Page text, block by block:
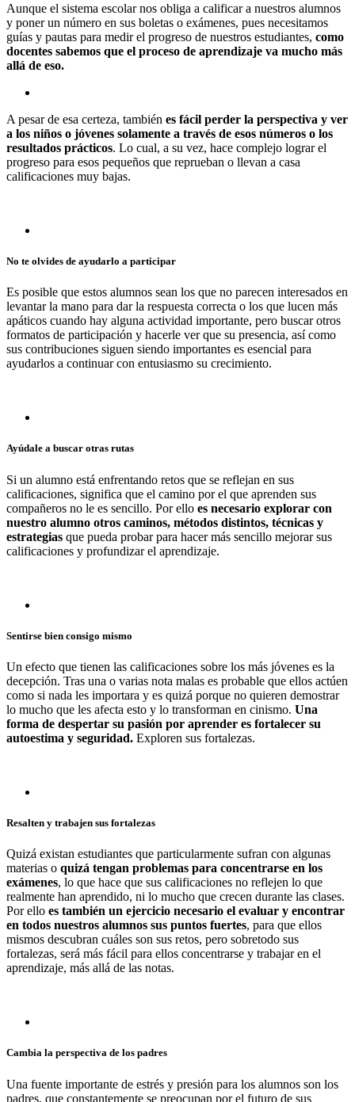
Aunque el sistema escolar nos obliga a calificar a nuestros alumnos
y poner un número en sus boletas o exámenes, pues necesitamos
guías y pautas para medir el progreso de nuestros estudiantes, como
docentes sabemos que el proceso de aprendizaje va mucho más
allá de eso.
A pesar de esa certeza, también es fácil perder la perspectiva y ver
a los niños o jóvenes solamente a través de esos números o los
resultados prácticos. Lo cual, a su vez, hace complejo lograr el
progreso para esos pequeños que reprueban o llevan a casa
calificaciones muy bajas.
No te olvides de ayudarlo a participar
Es posible que estos alumnos sean los que no parecen interesados en
levantar la mano para dar la respuesta correcta o los que lucen más
apáticos cuando hay alguna actividad importante, pero buscar otros
formatos de participación y hacerle ver que su presencia, así como
sus contribuciones siguen siendo importantes es esencial para
ayudarlos a continuar con entusiasmo su crecimiento.
Ayúdale a buscar otras rutas
Si un alumno está enfrentando retos que se reflejan en sus
calificaciones, significa que el camino por el que aprenden sus
compañeros no le es sencillo. Por ello es necesario explorar con
nuestro alumno otros caminos, métodos distintos, técnicas y
estrategias que pueda probar para hacer más sencillo mejorar sus
calificaciones y profundizar el aprendizaje.
Sentirse bien consigo mismo
Un efecto que tienen las calificaciones sobre los más jóvenes es la
decepción. Tras una o varias nota malas es probable que ellos actúen
como si nada les importara y es quizá porque no quieren demostrar
lo mucho que les afecta esto y lo transforman en cinismo. Una
forma de despertar su pasión por aprender es fortalecer su
autoestima y seguridad. Exploren sus fortalezas.
Resalten y trabajen sus fortalezas
Quizá existan estudiantes que particularmente sufran con algunas
materias o quizá tengan problemas para concentrarse en los
exámenes, lo que hace que sus calificaciones no reflejen lo que
realmente han aprendido, ni lo mucho que crecen durante las clases.
Por ello es también un ejercicio necesario el evaluar y encontrar
en todos nuestros alumnos sus puntos fuertes, para que ellos
mismos descubran cuáles son sus retos, pero sobretodo sus
fortalezas, será más fácil para ellos concentrarse y trabajar en el
aprendizaje, más allá de las notas.
Cambia la perspectiva de los padres
Una fuente importante de estrés y presión para los alumnos son los
padres, que constantemente se preocupan por el futuro de sus